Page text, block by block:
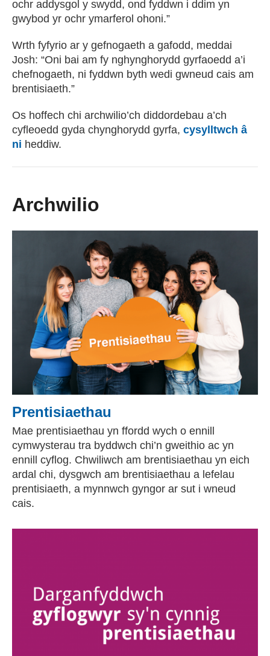
ochr addysgol y swydd, ond fyddwn i ddim yn
gwybod yr ochr ymarferol ohoni.”
Wrth fyfyrio ar y gefnogaeth a gafodd, meddai
Josh: “Oni bai am fy nghynghorydd gyrfaoedd a’i
chefnogaeth, ni fyddwn byth wedi gwneud cais am
brentisiaeth.”
Os hoffech chi archwilio’ch diddordebau a’ch
cyfleoedd gyda chynghorydd gyrfa, cysylltwch â
ni heddiw.
Archwilio
Prentisiaethau
Mae prentisiaethau yn ffordd wych o ennill
cymwysterau tra byddwch chi’n gweithio ac yn
ennill cyflog. Chwiliwch am brentisiaethau yn eich
ardal chi, dysgwch am brentisiaethau a lefelau
prentisiaeth, a mynnwch gyngor ar sut i wneud
cais.